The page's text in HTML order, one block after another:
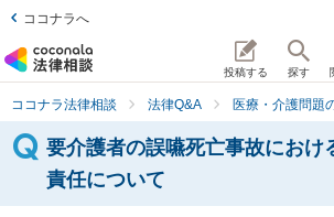
ココナラへ
投稿する 探す
ココナラ法律相談 法律Q&A 医療・介護問題
要介護者の誤嚥死亡事故におけ
責任について